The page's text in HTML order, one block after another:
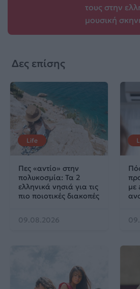
τους στην
μουσική
Δες επίσης
Life
Πες «αντίο» στην
πολυκοσμία: Τα 2
ελληνικά νησιά για τις
πιο ποιοτικές διακοπές
09.08.2026
με